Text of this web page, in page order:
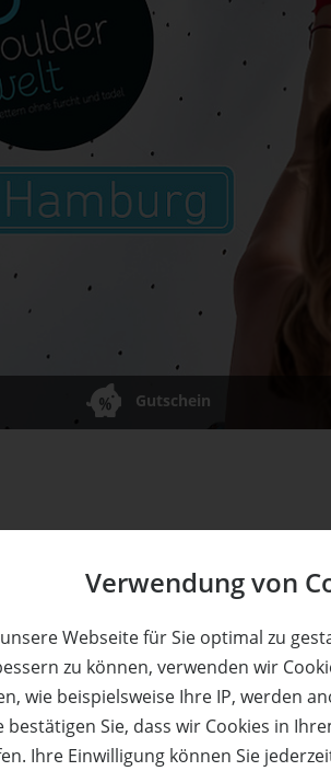
Verwendung von
Webseite für Sie optimal zu
zu können, verwenden wir
wie beispielsweise Ihre IP, werden
bestätigen Sie, dass wir Cookies in
Ihre Einwilligung können Sie
Gutschein
an einem Grundkurs in der
ist untersagt. Nur online
angeben.